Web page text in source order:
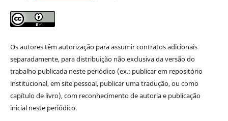
Os autores têm autorização para assumir contratos adicionais
separadamente, para distribuição não exclusiva da versão do
trabalho publicada neste periódico (ex.: publicar em repositório
institucional, em site pessoal, publicar uma tradução, ou como
capítulo de livro), com reconhecimento de autoria e publicação
inicial neste periódico.